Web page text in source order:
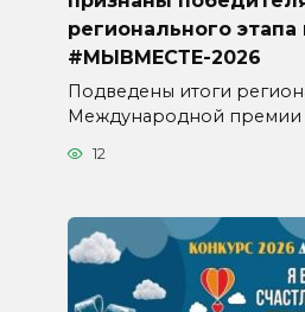
регионального
#МЫВМЕСТЕ-2026
Подведены итоги
Международной премии
12